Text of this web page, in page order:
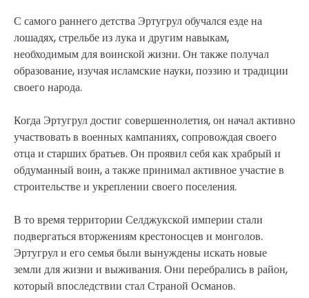
С самого раннего детства Эртугрул обучался езде на
лошадях, стрельбе из лука и другим навыкам,
необходимым для воинской жизни. Он также получал
образование, изучая исламские науки, поэзию и традиции
своего народа.
Когда Эртугрул достиг совершеннолетия, он начал активно
участвовать в военных кампаниях, сопровождая своего
отца и старших братьев. Он проявил себя как храбрый и
обдуманный воин, а также принимал активное участие в
строительстве и укреплении своего поселения.
В то время территории Селджукской империи стали
подвергаться вторжениям крестоносцев и монголов.
Эртугрул и его семья были вынуждены искать новые
земли для жизни и выживания. Они перебрались в район,
который впоследствии стал Страной Османов.